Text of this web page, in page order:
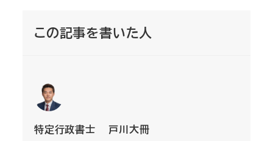
この記事を書いた人
特定行政書士 戸川大冊